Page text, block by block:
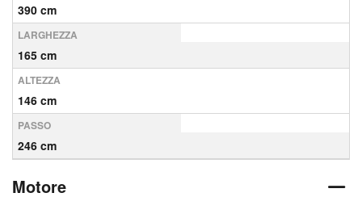
390 cm
LARGHEZZA
165 cm
ALTEZZA
146 cm
PASSO
246 cm
Motore